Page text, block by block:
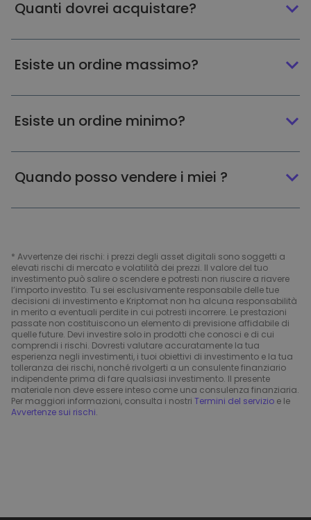
Quanti dovrei acquistare?
Esiste un ordine massimo?
Esiste un ordine minimo?
Quando posso vendere i miei ?
* Avvertenze dei rischi: i prezzi degli asset digitali sono soggetti a
elevati rischi di mercato e volatilità dei prezzi. Il valore del tuo
investimento può salire o scendere e potresti non riuscire a riavere
l’importo investito. Tu sei esclusivamente responsabile delle tue
decisioni di investimento e Kriptomat non ha alcuna responsabilità
in merito a eventuali perdite in cui potresti incorrere. Le prestazioni
passate non costituiscono un elemento di previsione affidabile di
quelle future. Devi investire solo in prodotti che conosci e di cui
comprendi i rischi. Dovresti valutare accuratamente la tua
esperienza negli investimenti, i tuoi obiettivi di investimento e la tua
tolleranza dei rischi, nonché rivolgerti a un consulente finanziario
indipendente prima di fare qualsiasi investimento. Il presente
materiale non deve essere inteso come una consulenza finanziaria.
Per maggiori informazioni, consulta i nostri Termini del servizio e le
Avvertenze sui rischi.